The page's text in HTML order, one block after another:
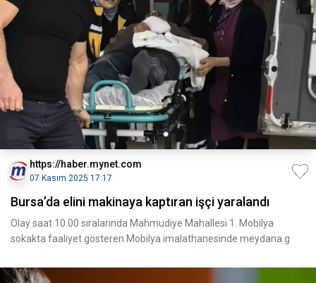
https://haber.mynet.com
07 Kasım 2025 17:17
Bursa’da elini makinaya kaptıran işçi yaralandı
Olay saat 10.00 sıralarında Mahmudiye Mahallesi 1. Mobilya
sokakta faaliyet gösteren Mobilya imalathanesinde meydana g